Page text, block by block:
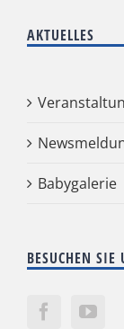
AKTUELLES
Babygalerie
BESUCHEN SIE